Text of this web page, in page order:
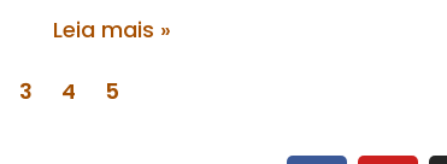
Leia mais »
3 4 5